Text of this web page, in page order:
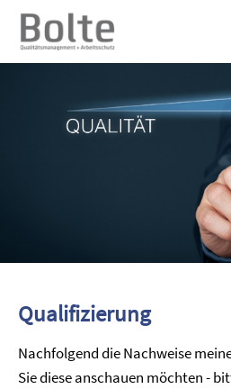
Qualifizierung
Nachfolgend die Nachweise
Sie diese anschauen möchten -